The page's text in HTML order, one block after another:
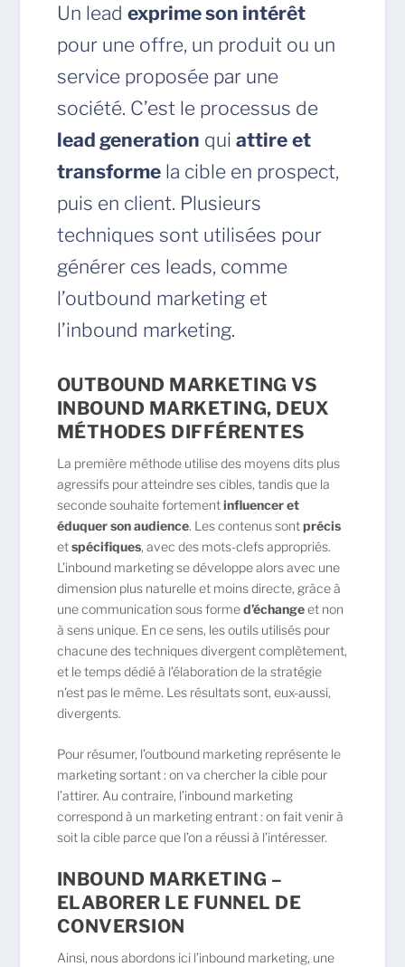
Un lead exprime son intérêt
pour une offre, un produit ou un
service proposée par une
société. C’est le processus de
lead generation qui attire et
transformela cible en prospect,
puis en client. Plusieurs
techniques sont utilisées pour
générer ces leads, comme
l’outbound marketing et
l’inbound marketing.
OUTBOUND MARKETING VS
INBOUND MARKETING, DEUX
MÉTHODES DIFFÉRENTES
La première méthode utilise des moyens dits plus
agressifs pour atteindre ses cibles, tandis que la
seconde souhaite fortementinfluencer et
éduquer son audience. Les contenus sontprécis
etspécifiques, avec des mots-clefs appropriés.
L’inbound marketing se développe alors avec une
dimension plus naturelle et moins directe, grâce à
une communication sous formed’échangeet non
à sens unique. En ce sens, les outils utilisés pour
chacune des techniques divergent complètement,
et le temps dédié à l’élaboration de la stratégie
n’est pas le même. Les résultats sont, eux-aussi,
divergents.
Pour résumer, l’outbound marketing représente le
marketing sortant : on va chercher la cible pour
l’attirer. Au contraire, l’inbound marketing
correspond à un marketing entrant : on fait venir à
soit la cible parce que l’on a réussi à l’intéresser.
INBOUND MARKETING –
ELABORER LE FUNNEL DE
CONVERSION
Ainsi, nous abordons ici l’inbound marketing, une